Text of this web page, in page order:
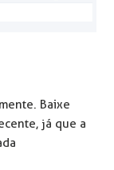
Baixe
já que a